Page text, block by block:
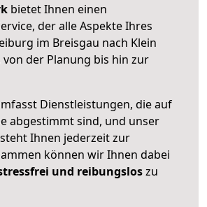
bietet Ihnen einen
der alle Aspekte Ihres
im Breisgau nach Klein
von der Planung bis hin zur
Dienstleistungen, die auf
abgestimmt sind, und unser
Ihnen jederzeit zur
können wir Ihnen dabei
und reibungsloszu